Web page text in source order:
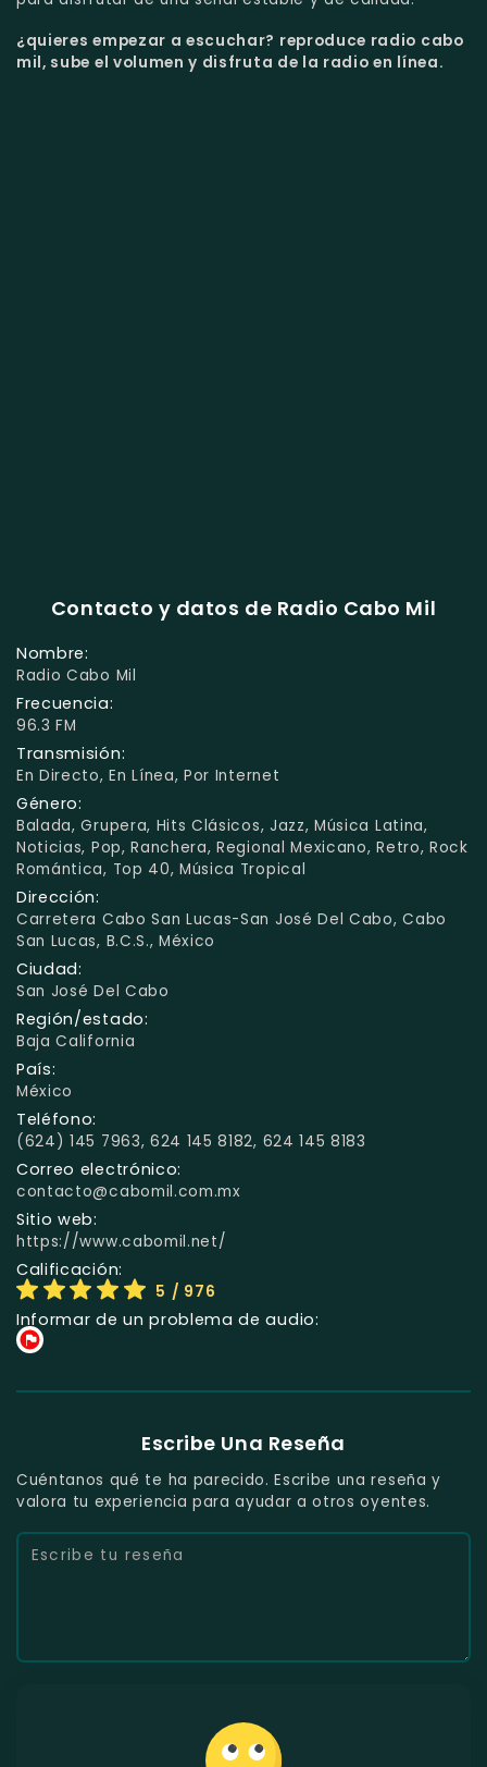
¿quieres empezar a escuchar? reproduce radio cabo
mil, sube el volumen y disfruta de la radio en línea.
Contacto y datos de Radio Cabo Mil
Nombre:
Radio Cabo Mil
Frecuencia:
96.3 FM
Transmisión:
En Directo, En Línea, Por Internet
Género:
Balada, Grupera, Hits Clásicos, Jazz, Música Latina,
Noticias, Pop, Ranchera, Regional Mexicano, Retro, Rock
Romántica, Top 40, Música Tropical
Dirección:
Carretera Cabo San Lucas-San José Del Cabo, Cabo
San Lucas, B.C.S., México
Ciudad:
San José Del Cabo
Región/estado:
Baja California
País:
México
Teléfono:
(624) 145 7963, 624 145 8182, 624 145 8183
Correo electrónico:
contacto@cabomil.com.mx
Sitio web:
https://www.cabomil.net/
Calificación:
5 / 976
Informar de un problema de audio:
Escribe Una Reseña
Cuéntanos qué te ha parecido. Escribe una reseña y
valora tu experiencia para ayudar a otros oyentes.